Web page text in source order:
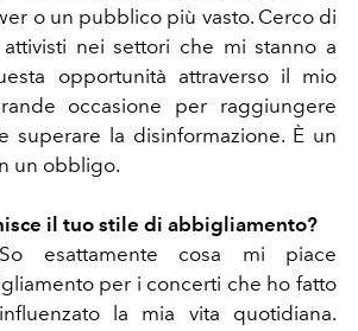
o un pubblico più vasto. Cerco di
nei settori che mi stanno a
opportunità attraverso il mio
occasione per raggiungere
superare la disinformazione. È un
un obbligo.
il tuo stile di abbigliamento?
esattamente cosa mi piace
per i concerti che ho fatto
la mia vita quotidiana.